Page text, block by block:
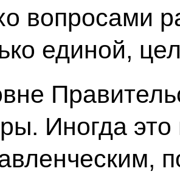
вопросами
единой,
Иногда